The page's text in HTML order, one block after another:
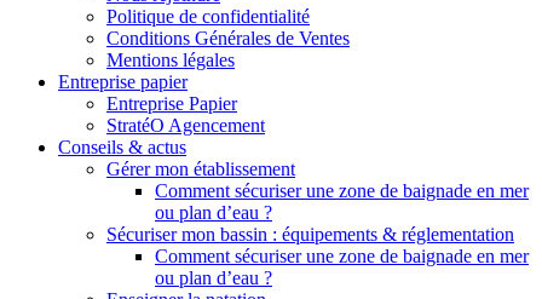
Politique de confidentialité
Conditions Générales de Ventes
Mentions légales
Entreprise papier
Entreprise Papier
StratéO Agencement
Conseils & actus
Gérer mon établissement
Comment sécuriser une zone de baignade en mer
ou plan d’eau ?
Sécuriser mon bassin : équipements & réglementation
Comment sécuriser une zone de baignade en mer
ou plan d’eau ?